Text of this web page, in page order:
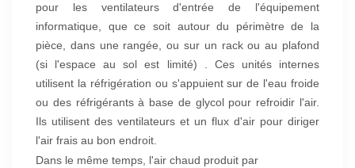
pour les ventilateurs d'entrée de l'équipement
informatique, que ce soit autour du périmètre de la
pièce, dans une rangée, ou sur un rack ou au plafond
(si l'espace au sol est limité) . Ces unités internes
utilisent la réfrigération ou s'appuient sur de l'eau froide
ou des réfrigérants à base de glycol pour refroidir l'air.
Ils utilisent des ventilateurs et un flux d'air pour diriger
l'air frais au bon endroit.
Dans le même temps, l'air chaud produit par